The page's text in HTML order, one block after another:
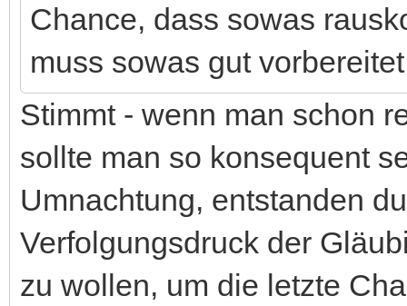
Chance, dass sowas
muss sowas gut
Stimmt - wenn man schon
sollte man so konsequent
Umnachtung, entstanden
Verfolgungsdruck der
zu wollen, um die letzte